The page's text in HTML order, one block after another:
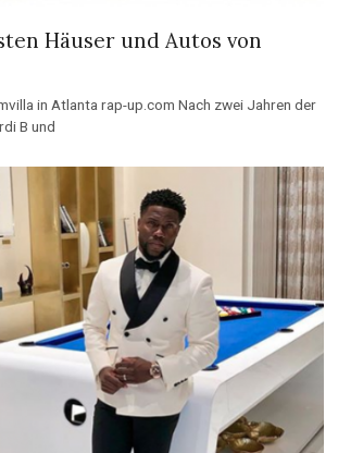
Häuser und Autos von
in Atlanta rap-up.com Nach zwei Jahren der
B und